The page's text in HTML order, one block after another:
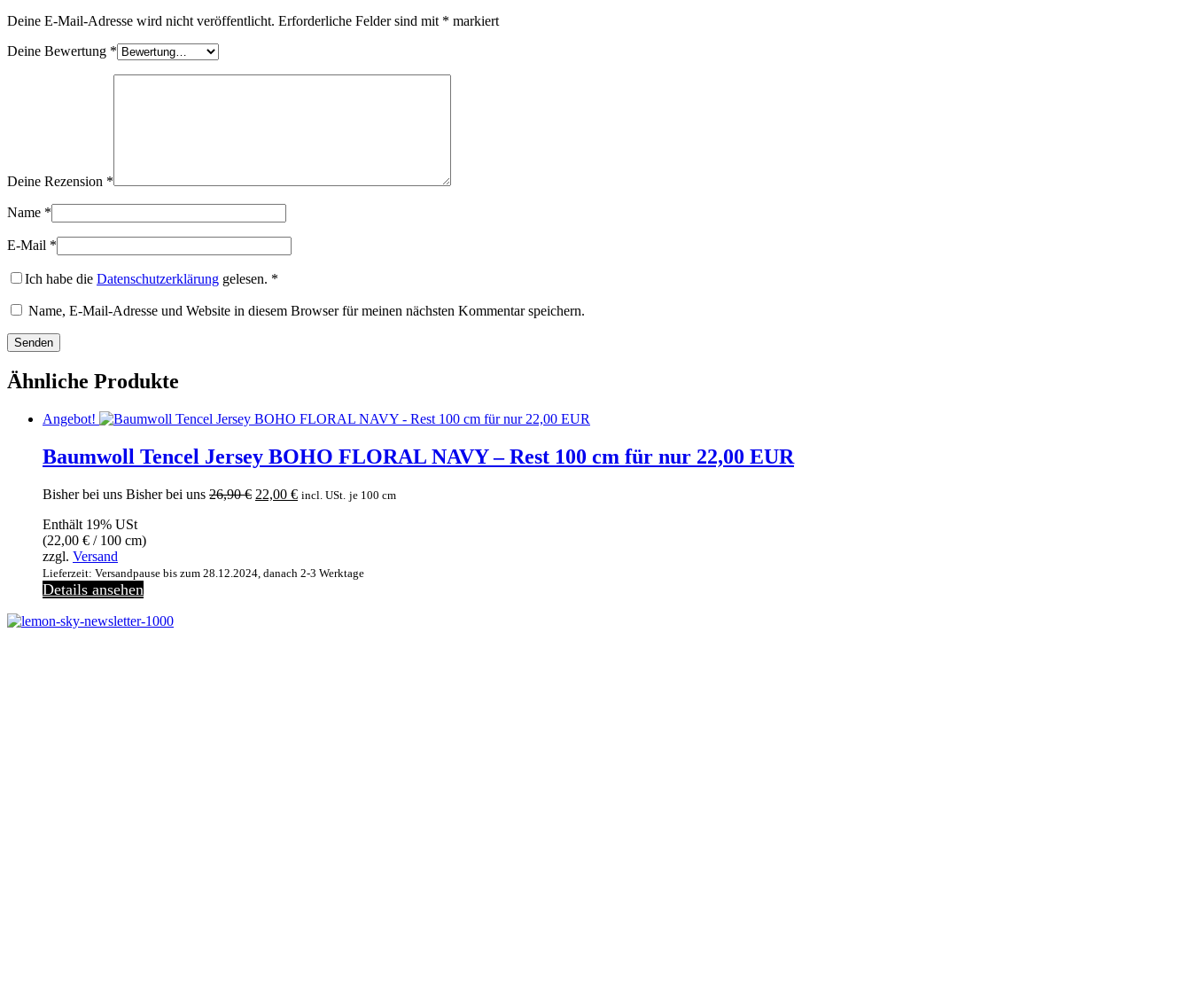
Deine E-Mail-Adresse wird nicht veröffentlicht. Erforderliche Felder sind mit * markiert
Deine Bewertung *
Deine Rezension *
Name *
E-Mail *
Ich habe die Datenschutzerklärung gelesen. *
Name, E-Mail-Adresse und Website in diesem Browser für meinen nächsten Kommentar speichern.
Ähnliche Produkte
Angebot!
Baumwoll Tencel Jersey BOHO FLORAL NAVY – Rest 100 cm für nur 22,00 EUR
Bisher bei uns Bisher bei uns 26,90€ Ursprünglicher
22,00 €Aktueller
incl. USt. je 100 cm
Enthält 19% USt
(22,00 € / 100 cm)
zzgl. Versand
Lieferzeit: Versandpause bis zum 28.12.2024, danach 2-3 Werktage
Details ansehen